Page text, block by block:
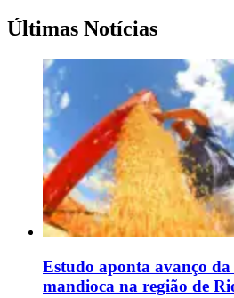
Últimas Notícias
Estudo aponta avanço da
mandioca na região de